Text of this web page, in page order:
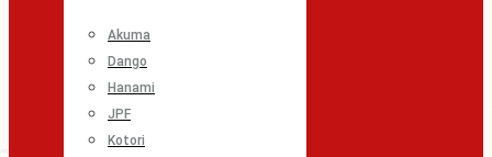
Akuma
Dango
Hanami
JPF
Kotori